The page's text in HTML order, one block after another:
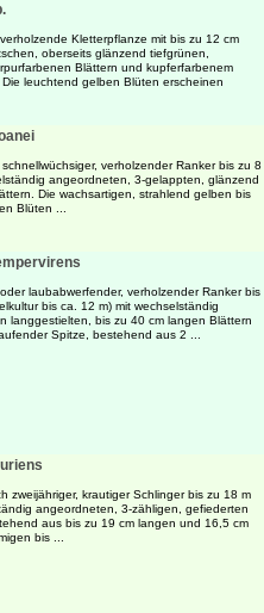
Kletterpflanze mit bis zu 12 cm
oberseits glänzend tiefgrünen,
Blättern und kupferfarbenem
leuchtend gelben Blüten erscheinen
schnellwüchsiger, verholzender Ranker bis zu 8
angeordneten, 3-gelappten, glänzend
Die wachsartigen, strahlend gelben bis
Blüten ...
laubabwerfender, verholzender Ranker bis
bis ca. 12 m) mit wechselständig
langgestielten, bis zu 40 cm langen Blättern
Spitze, bestehend aus 2 ...
zweijähriger, krautiger Schlinger bis zu 18 m
angeordneten, 3-zähligen, gefiederten
aus bis zu 19 cm langen und 16,5 cm
bis ...